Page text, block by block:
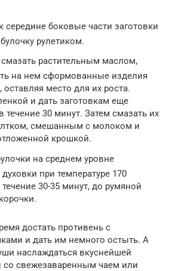
середине боковые части заготовки
рулетиком.
растительным маслом,
на нем сформованные изделия
место для их роста.
и дать заготовкам еще
течение 30 минут. Затем смазать их
смешанным с молоком и
крошкой.
на среднем уровне
духовки при температуре 170
течение 30-35 минут, до румяной
достать противень с
и дать им немного остыть. А
наслаждаться вкуснейшей
свежезаваренным чаем или